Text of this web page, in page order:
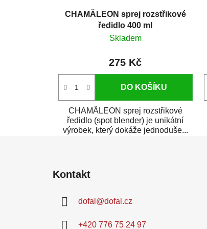
CHAMÄLEON sprej rozstřikové
ředidlo 400 ml
Skladem
275 Kč
DO KOŠÍKU
CHAMÄLEON sprej rozstřikové
ředidlo (spot blender) je unikátní
výrobek, který dokáže jednoduše...
Kontakt
dofal @dofal.cz
+420 776 75 24 97